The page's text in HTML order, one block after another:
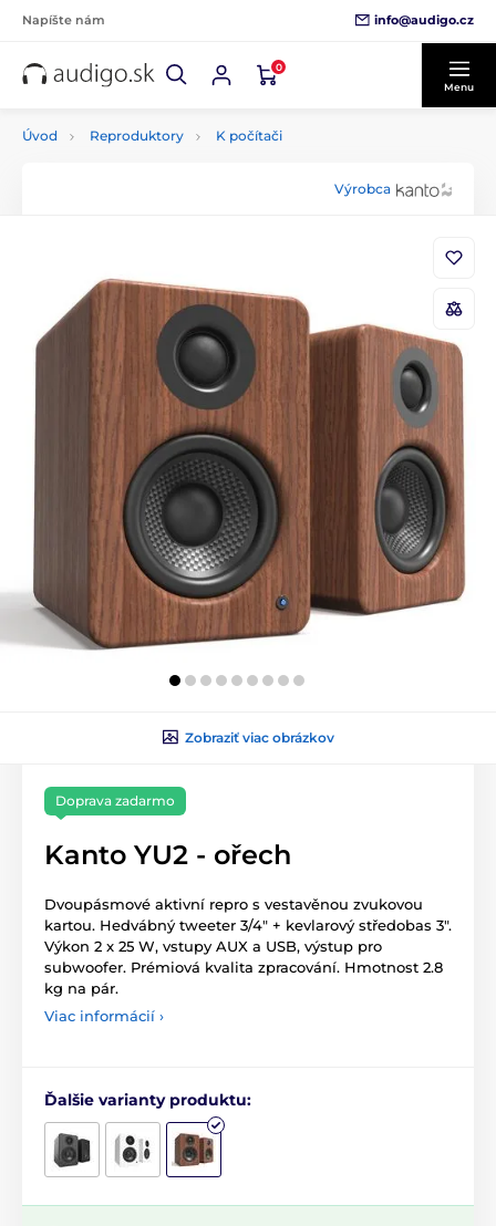
Napíšte nám info@audigo.cz
0
Menu
Úvod Reproduktory K počítači
Výrobca
Zobraziť viac obrázkov
Doprava zadarmo
Kanto YU2 - ořech
Dvoupásmové aktivní repro s vestavěnou zvukovou
kartou. Hedvábný tweeter 3/4″ + kevlarový středobas 3″.
Výkon 2 x 25 W, vstupy AUX a USB, výstup pro
subwoofer. Prémiová kvalita zpracování. Hmotnost 2.8
kg na pár.
Viac informácií ›
Ďalšie varianty produktu: